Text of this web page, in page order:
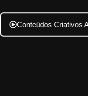
Conteúdos Criativos